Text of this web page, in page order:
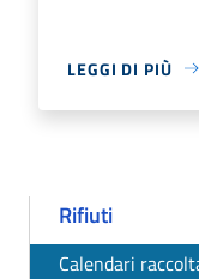
LEGGI DI PIÙ
Rifiuti
Calendari